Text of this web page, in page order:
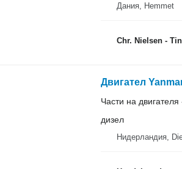
Дания, Hemmet
Chr. Nielsen -
Двигател
Части на двигателя
дизел
Нидерландия,